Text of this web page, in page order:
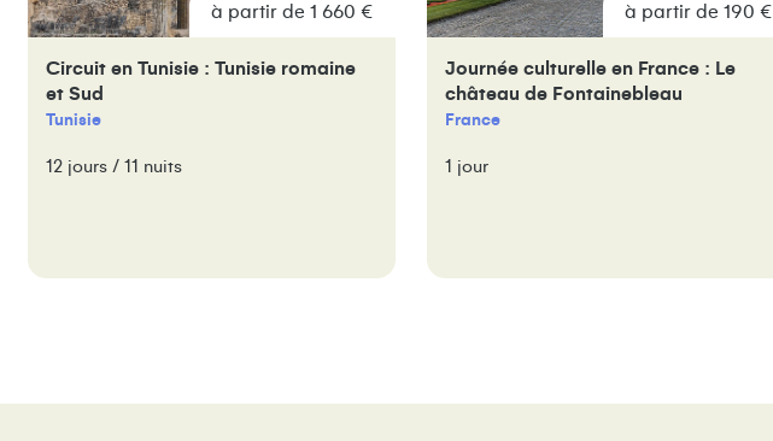
à partir de 1 660 €
Circuit en Tunisie : Tunisie romaine
et Sud
Tunisie
12 jours / 11 nuits
à partir de 190 €
Journée culturelle en France : Le
château de Fontainebleau
France
1 jour